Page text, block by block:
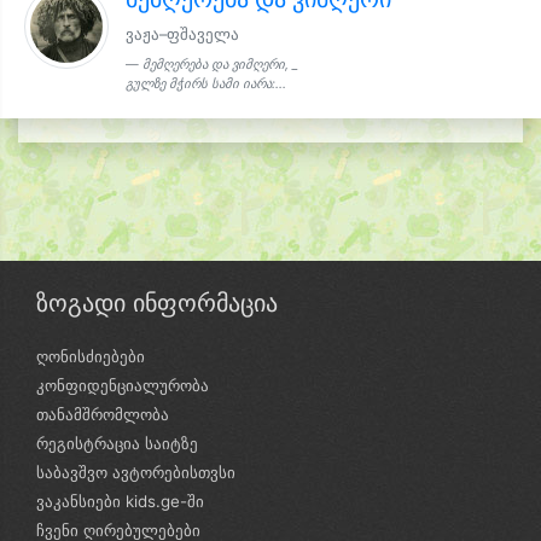
ვაჟა–ფშაველა
მემღერება და ვიმღერი, _
გულზე მჭირს სამი იარა:...
ზოგადი ინფორმაცია
ღონისძიებები
კონფიდენციალურობა
თანამშრომლობა
რეგისტრაცია საიტზე
საბავშვო ავტორებისთვსი
ვაკანსიები kids.ge-ში
ჩვენი ღირებულებები